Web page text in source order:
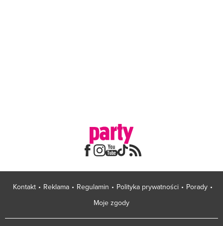
Kontakt Reklama Regulamin Polityka prywatności
Porady
Moje zgody